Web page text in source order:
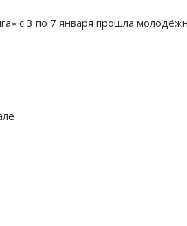
с 3 по 7 января прошла